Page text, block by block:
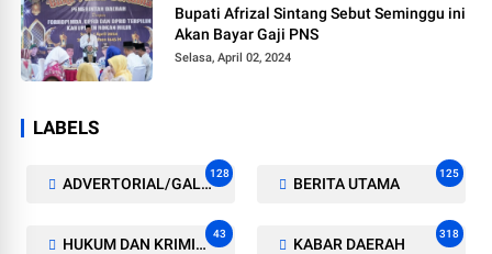
Bupati Afrizal Sintang Sebut Seminggu ini
Akan Bayar Gaji PNS
Selasa, April 02, 2024
LABELS
ADVERTORIAL/GALERI
128
BERITA UTAMA
125
HUKUM DAN KRIMINAL
43
KABAR DAERAH
318